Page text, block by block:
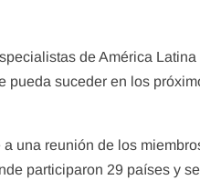
de América
pueda suceder en los
una reunión de los
participaron 29 países y